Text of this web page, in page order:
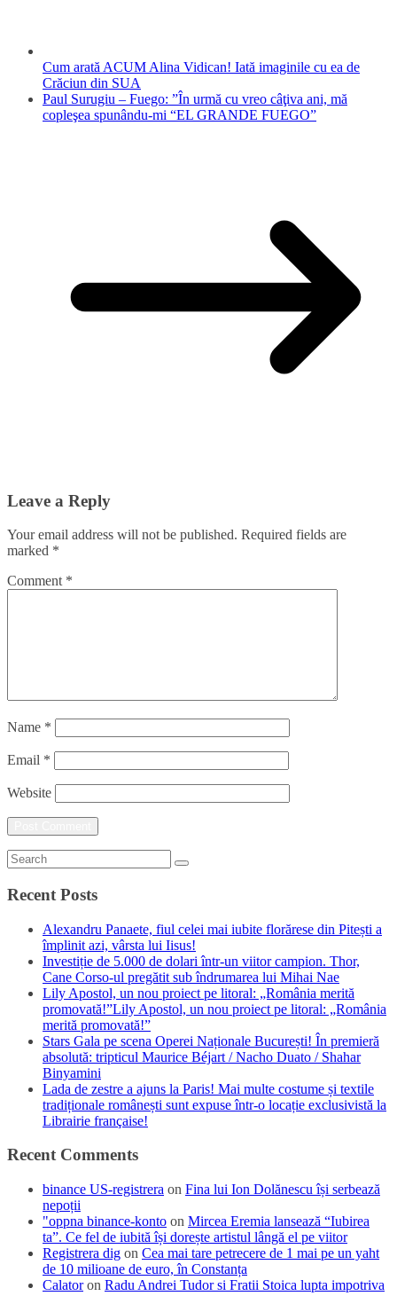
Cum arată ACUM Alina Vidican! Iată imaginile cu ea de
Crăciun din SUA
Paul Surugiu – Fuego: ”În urmă cu vreo câţiva ani, mă
copleşea spunându-mi “EL GRANDE FUEGO”
Leave a Reply
Your email address will not be published. Required fields are
marked *
Comment *
Name *
Email *
Website
Recent Posts
Alexandru Panaete, fiul celei mai iubite florărese din Pitești a
împlinit azi, vârsta lui Iisus!
Investiție de 5.000 de dolari într-un viitor campion. Thor,
Cane Corso-ul pregătit sub îndrumarea lui Mihai Nae
Lily Apostol, un nou proiect pe litoral: „România merită
promovată!”Lily Apostol, un nou proiect pe litoral: „România
merită promovată!”
Stars Gala pe scena Operei Naționale București! În premieră
absolută: tripticul Maurice Béjart / Nacho Duato / Shahar
Binyamini
Lada de zestre a ajuns la Paris! Mai multe costume și textile
tradiționale românești sunt expuse într-o locație exclusivistă la
Librairie française!
Recent Comments
binance US-registrera on Fina lui Ion Dolănescu își serbează
nepoții
"oppna binance-konto on Mircea Eremia lansează “Iubirea
ta”. Ce fel de iubită își dorește artistul lângă el pe viitor
Registrera dig on Cea mai tare petrecere de 1 mai pe un yaht
de 10 milioane de euro, în Constanța
Calatoron Radu Andrei Tudor si Fratii Stoica lupta impotriva